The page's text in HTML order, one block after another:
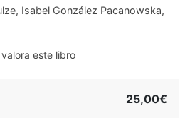
, Isabel González Pacanowska,
este libro
25,00€